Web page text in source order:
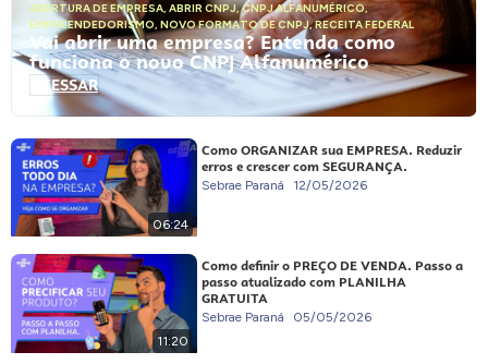
ABERTURA DE EMPRESA, ABRIR CNPJ,CNPJ ALFANUMÉRICO,
EMPREENDEDORISMO, NOVO FORMATO DE CNPJ,RECEITA FEDERAL
Vai abrir uma empresa? Entenda como
funciona o novo CNPJ Alfanumérico
ACESSAR
06:24
Como ORGANIZAR sua EMPRESA. Reduzir
erros e crescer com SEGURANÇA.
Sebrae Paraná 12/05/2026
11:20
Como definir o PREÇO DE VENDA. Passo a
passo atualizado com PLANILHA
GRATUITA
Sebrae Paraná 05/05/2026